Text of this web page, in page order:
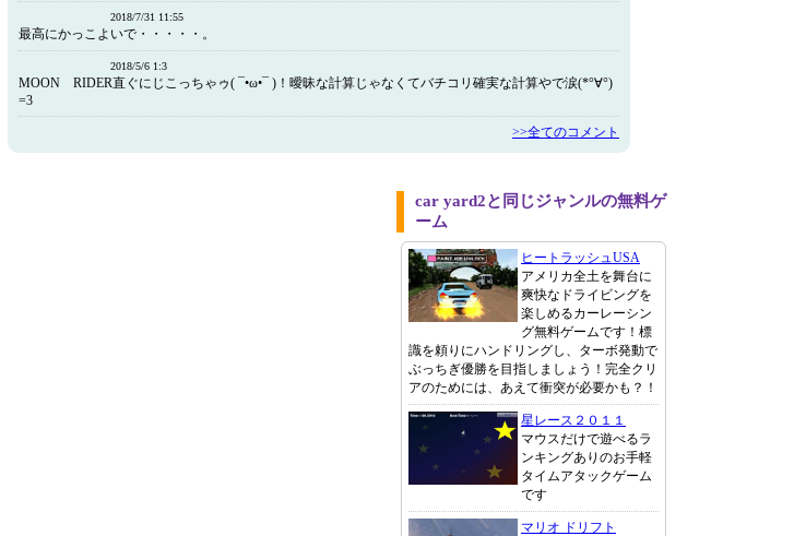
2018/7/31 11:55
最高にかっこよいで・・・・・。
2018/5/6 1:3
MOON RIDER直ぐにじこっちゃゥ( ¯•ω•¯ )！曖昧な計算じゃなくてバチコリ確実な計算やで涙(*°∀°)
=3
>>全てのコメント
car yard2と同じジャンルの無料ゲ
ーム
ヒートラッシュUSA
アメリカ全土を舞台に
爽快なドライビングを
楽しめるカーレーシン
グ無料ゲームです！標
識を頼りにハンドリングし、ターボ発動で
ぶっちぎ優勝を目指しましょう！完全クリ
アのためには、あえて衝突が必要かも？！
星レース２０１１
マウスだけで遊べるラ
ンキングありのお手軽
タイムアタックゲーム
です
マリオ ドリフト